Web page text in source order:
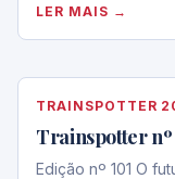
LER MAIS →
TRAINSPOTTER
Trainspotter nº
Edição nº 101 O